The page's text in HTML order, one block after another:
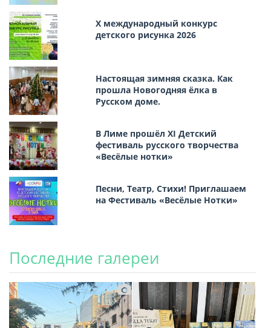
Х международный конкурс
детского рисунка 2026
Настоящая зимняя сказка. Как
прошла Новогодняя ёлка в
Русском доме.
В Лиме прошёл XI Детский
фестиваль русского творчества
«Весёлые нотки»
Песни, Театр, Стихи! Приглашаем
на Фестиваль «Весёлые Нотки»
Последние галереи